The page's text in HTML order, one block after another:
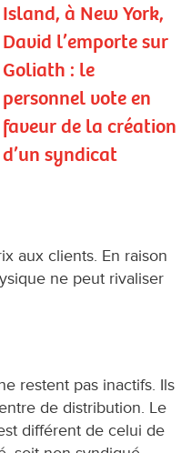
Island, à New York,
David l’emporte sur
Goliath : le
personnel vote en
faveur de la création
d’un syndicat
aux clients. En raison
ne peut rivaliser
restent pas inactifs. Ils
de distribution. Le
différent de celui de